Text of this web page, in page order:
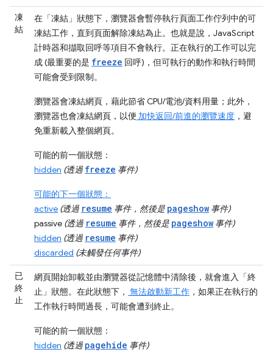
凍
結
在「凍結」 狀態下，瀏覽器會暫停執行頁面工作佇列中的可
凍結工作，直到頁面解除凍結為止。也就是說，JavaScript
計時器和擷取回呼等項目不會執行。正在執行的工作可以完
成 (最重要的是 freeze 回呼)，但可執行的動作和執行時間
可能會受到限制。
瀏覽器會凍結網頁，藉此節省 CPU/電池/資料用量；此外，
瀏覽器也會凍結網頁，以便 加快返回/前進的瀏覽速度 ，避
免重新載入整個網頁。
可能的前一個狀態：
hidden (透過 freeze 事件)
可能的下一個狀態：
active (透過 resume 事件，然後是 pageshow 事件)
passive (透過 resume 事件，然後是 pageshow 事件)
hidden (透過 resume 事件)
discarded (未觸發任何事件)
已
終
止
網頁開始卸載並由瀏覽器從記憶體中清除後，就會進入「終
止」 狀態。在此狀態下， 無法啟動新工作 ，如果正在執行的
工作執行時間過長，可能會遭到終止。
可能的前一個狀態：
hidden (透過 pagehide 事件)